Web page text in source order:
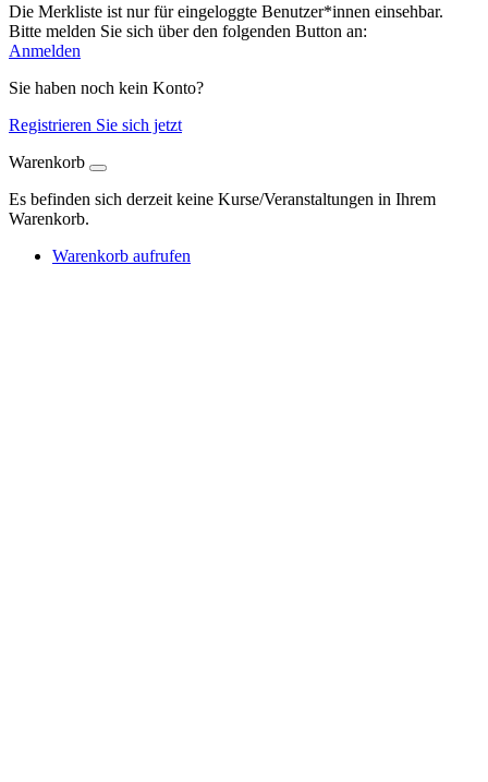
Die Merkliste ist nur für eingeloggte Benutzer*innen einsehbar.
Bitte melden Sie sich über den folgenden Button an:
Anmelden
Sie haben noch kein Konto?
Registrieren Sie sich jetzt
Warenkorb
Es befinden sich derzeit keine Kurse/Veranstaltungen in Ihrem
Warenkorb.
Warenkorb aufrufen